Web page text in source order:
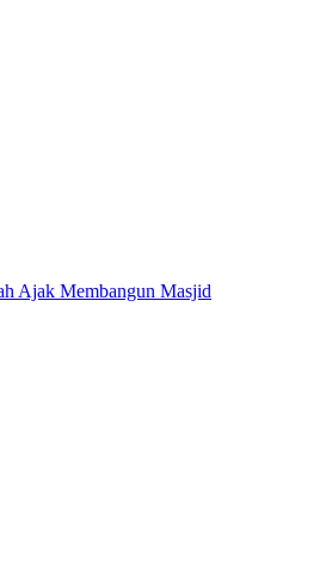
Ajak Membangun Masjid